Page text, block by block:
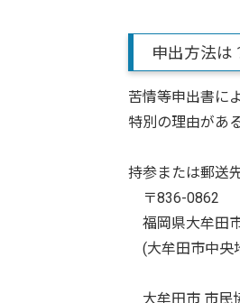
申出方法は
苦情等申出書に
特別の理由があ
持参または郵送
〒836-0862
福岡県大牟田
(大牟田市中央
大牟田市 市民